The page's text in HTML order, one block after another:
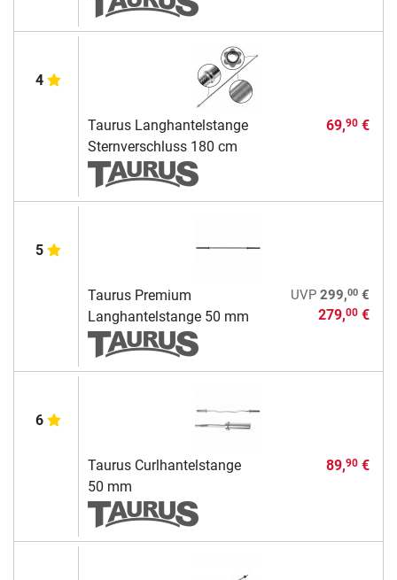
4
Taurus Langhantelstange
Sternverschluss 180 cm
69,90€
5
Taurus Premium
Langhantelstange 50 mm
UVP 299,00€
279,00€
6
Taurus Curlhantelstange
50 mm
89,90€